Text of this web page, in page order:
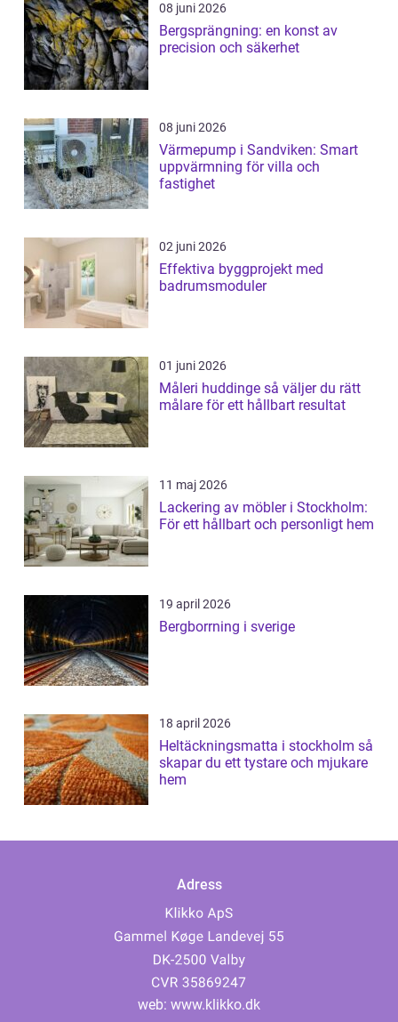
08 juni 2026
Bergsprängning: en konst av
precision och säkerhet
08 juni 2026
Värmepump i Sandviken: Smart
uppvärmning för villa och
fastighet
02 juni 2026
Effektiva byggprojekt med
badrumsmoduler
01 juni 2026
Måleri huddinge så väljer du rätt
målare för ett hållbart resultat
11 maj 2026
Lackering av möbler i Stockholm:
För ett hållbart och personligt hem
19 april 2026
Bergborrning i sverige
18 april 2026
Heltäckningsmatta i stockholm så
skapar du ett tystare och mjukare
hem
Adress
web: www.klikko.dk